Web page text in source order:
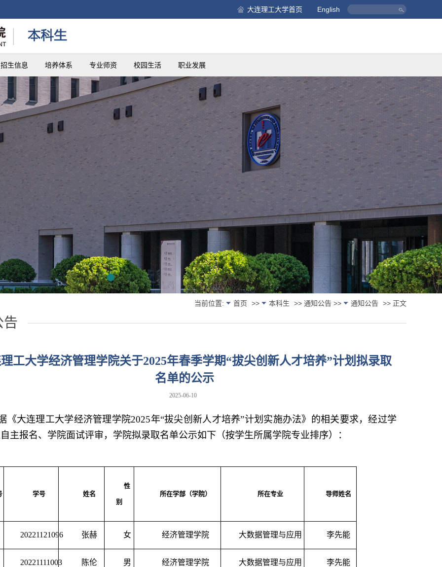
大连理工大学首页 English
招生信息 培养体系 专业师资 校园生活 职业发展
当前位置: 首页 >> 本科生 >> 通知公告 >> 通知公告 >> 正文
告
工大学经济管理学院关于2025年春季学期“拔尖创新人才培养”计划拟录取
名单的公示
2025-06-10
《大连理工大学经济管理学院2025年“拔尖创新人才培养”计划实施办法》的相关要求，经过学
主报名、学院面试评审，学院拟录取名单公示如下（按学生所属学院专业排序）：
学号 姓名
性
别
所在学部（学院） 所在专业 导师姓名
20221121096 张赫 女 经济管理学院 大数据管理与应用 李先能
20221111003 陈伦 男 经济管理学院 大数据管理与应用 李先能